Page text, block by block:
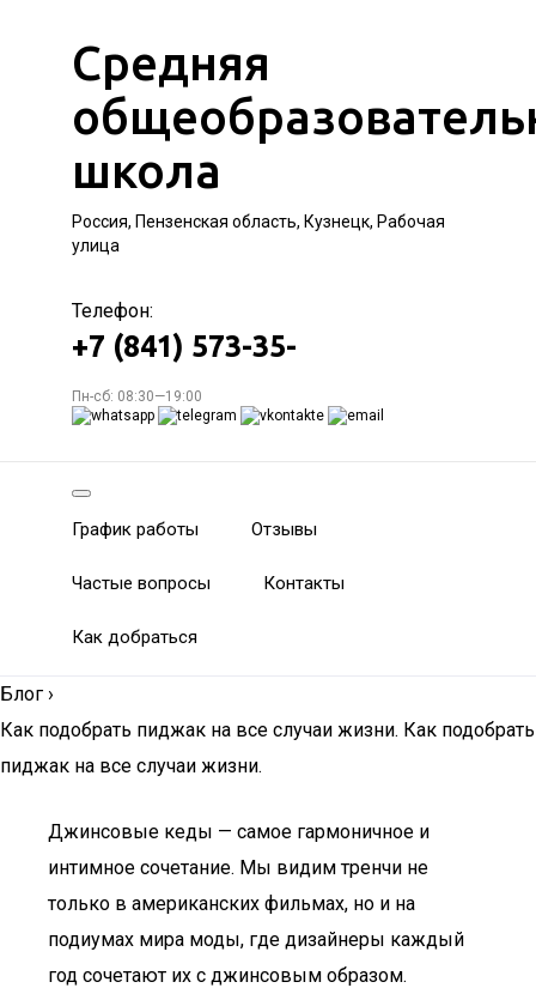
Средняя
школа
Россия, Пензенская область, Кузнецк, Рабочая
улица
Телефон:
+7 (841) 573-35-
Пн-сб: 08:30—19:00
График работы Отзывы
Частые вопросы Контакты
Как добраться
Блог ›
Как подобрать пиджак на все случаи жизни. Как подобрать
пиджак на все случаи жизни.
Джинсовые кеды — самое гармоничное и
интимное сочетание. Мы видим тренчи не
только в американских фильмах, но и на
подиумах мира моды, где дизайнеры каждый
год сочетают их с джинсовым образом.